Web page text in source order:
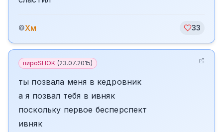
©Хм 33
пироSHOK (23.07.2015)
ты позвала меня в кедровник
а я позвал тебя в ивняк
поскольку первое бесперспект
ивняк